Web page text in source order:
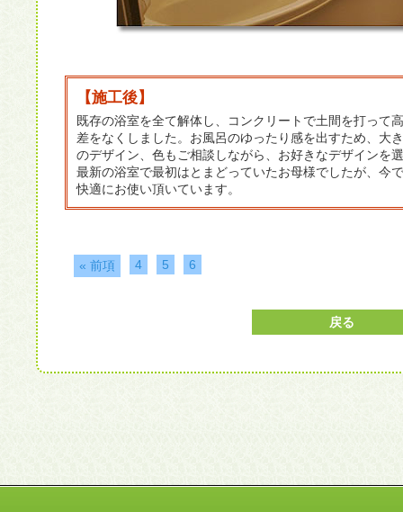
【施工後】
既存の浴室を全て解体し、コンクリートで土間を打って
差をなくしました。お風呂のゆったり感を出すため、大
のデザイン、色もご相談しながら、お好きなデザインを
最新の浴室で最初はとまどっていたお母様でしたが、今
快適にお使い頂いています。
« 前項 4 5 6
戻る